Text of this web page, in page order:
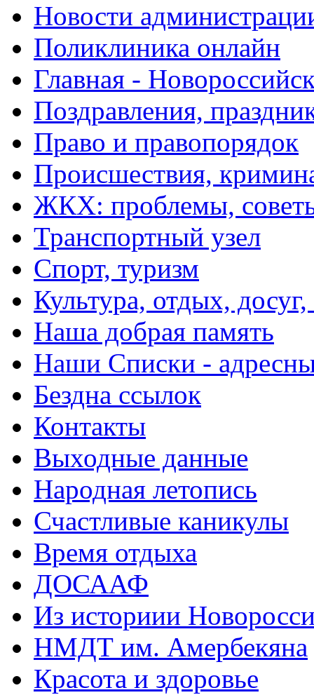
Новости
Поликлиника онлайн
Главная -
Поздравления,
Право и правопорядок
Происшествия,
ЖКХ: проблемы,
Транспортный узел
Спорт, туризм
Культура, отдых,
Наша добрая память
Наши Списки -
Бездна ссылок
Контакты
Выходные данные
Народная летопись
Счастливые каникулы
Время отдыха
ДОСААФ
Из историии
НМДТ им. Амербекяна
Красота и здоровье